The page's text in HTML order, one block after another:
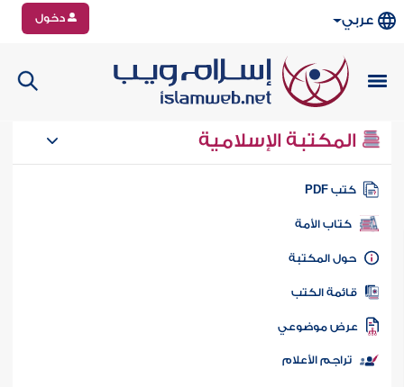
عربي دخول
المكتبة الإسلامية
كتب PDF
كتاب الأمة
المكتبة
الكتب
موضوعي